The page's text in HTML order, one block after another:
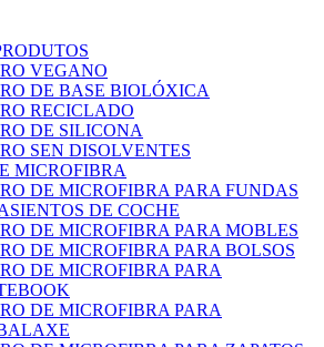
VEGANO
DE BASE BIOLÓXICA
RECICLADO
DE SILICONA
SEN DISOLVENTES
MICROFIBRA
DE MICROFIBRA PARA FUNDAS
DE COCHE
DE MICROFIBRA PARA MOBLES
DE MICROFIBRA PARA BOLSOS
DE MICROFIBRA PARA
DE MICROFIBRA PARA